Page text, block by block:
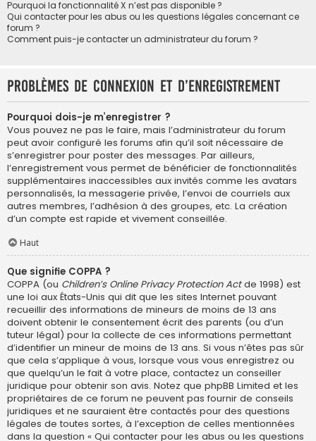
Pourquoi la fonctionnalité X n’est pas disponible ?
Qui contacter pour les abus ou les questions légales concernant ce
forum ?
Comment puis-je contacter un administrateur du forum ?
Problèmes de connexion et d’enregistrement
Pourquoi dois-je m’enregistrer ?
Vous pouvez ne pas le faire, mais l’administrateur du forum
peut avoir configuré les forums afin qu’il soit nécessaire de
s’enregistrer pour poster des messages. Par ailleurs,
l’enregistrement vous permet de bénéficier de fonctionnalités
supplémentaires inaccessibles aux invités comme les avatars
personnalisés, la messagerie privée, l’envoi de courriels aux
autres membres, l’adhésion à des groupes, etc. La création
d’un compte est rapide et vivement conseillée.
Haut
Que signifie COPPA ?
COPPA (ou Children’s Online Privacy Protection Actde 1998) est
une loi aux États-Unis qui dit que les sites Internet pouvant
recueillir des informations de mineurs de moins de 13 ans
doivent obtenir le consentement écrit des parents (ou d’un
tuteur légal) pour la collecte de ces informations permettant
d’identifier un mineur de moins de 13 ans. Si vous n’êtes pas sûr
que cela s’applique à vous, lorsque vous vous enregistrez ou
que quelqu’un le fait à votre place, contactez un conseiller
juridique pour obtenir son avis. Notez que phpBB Limited et les
propriétaires de ce forum ne peuvent pas fournir de conseils
juridiques et ne sauraient être contactés pour des questions
légales de toutes sortes, à l’exception de celles mentionnées
dans la question « Qui contacter pour les abus ou les questions